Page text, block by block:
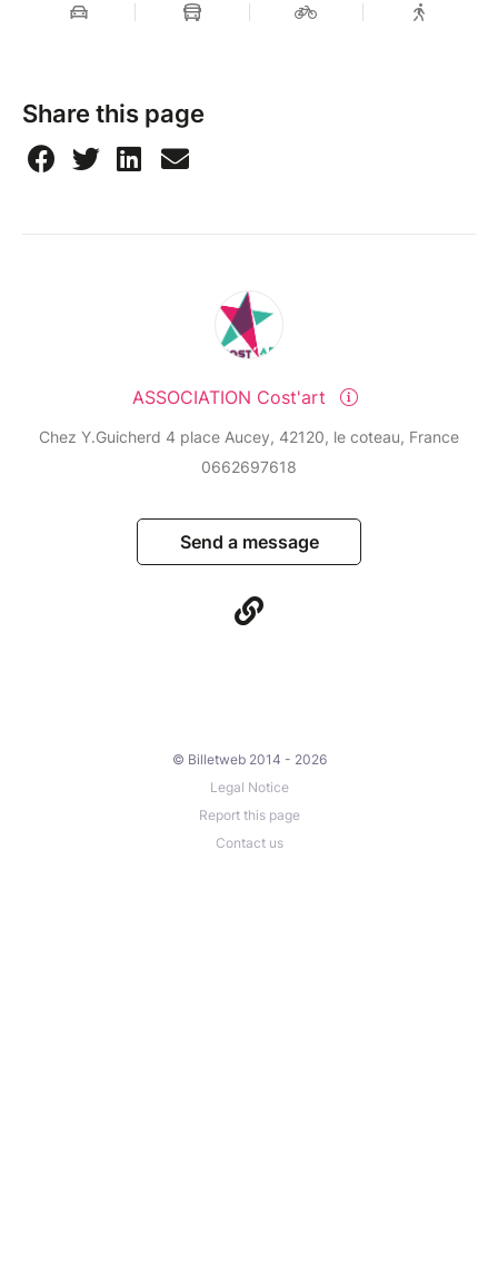
Share this page
ASSOCIATION Cost'art
Chez Y.Guicherd 4 place Aucey, 42120, le coteau, France
0662697618
Send a message
© Billetweb 2014 - 2026
Legal Notice
Report this page
Contact us